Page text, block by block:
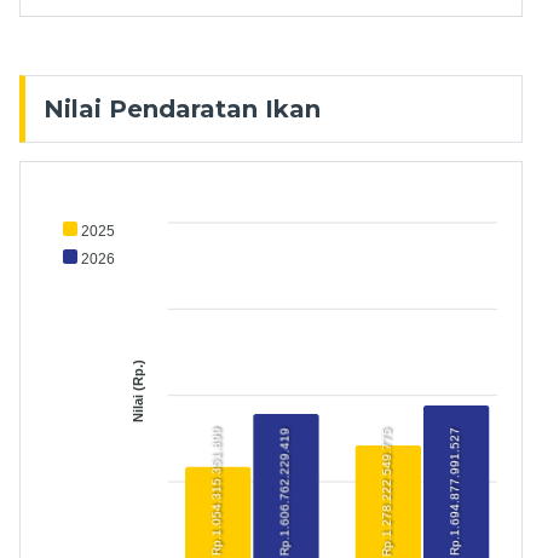
Nilai Pendaratan Ikan
2025
2026
Nilai (Rp.)
Rp.1.054.315.351.899 Rp.1.278.222.549.775
Rp.1.606.762.229.419 Rp.1.694.877.991.527